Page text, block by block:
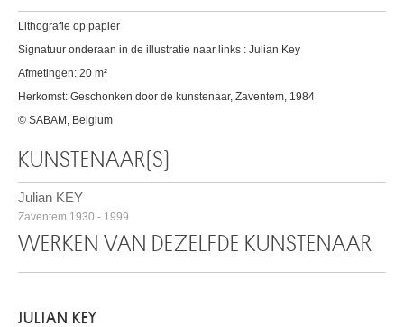
Lithografie op papier
Signatuur onderaan in de illustratie naar links : Julian Key
Afmetingen: 20 m²
Herkomst: Geschonken door de kunstenaar, Zaventem, 1984
© SABAM, Belgium
KUNSTENAAR(S)
Julian KEY
Zaventem 1930 - 1999
WERKEN VAN DEZELFDE KUNSTENAAR
JULIAN KEY